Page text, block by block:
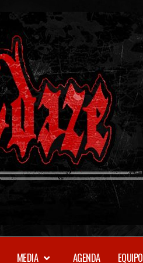
MEDIA AGENDA EQUIPO